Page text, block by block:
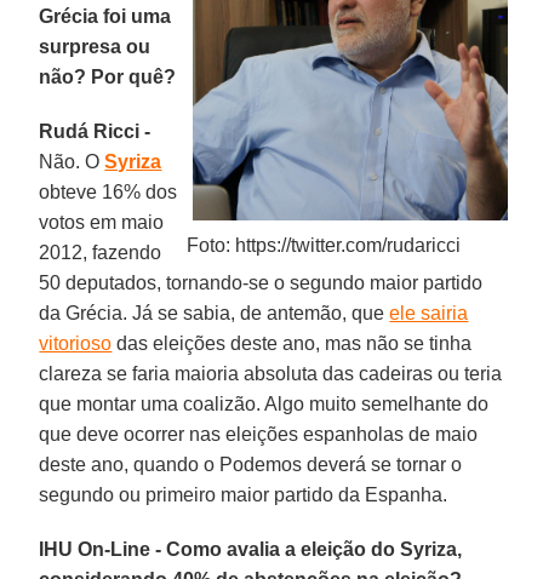
Foto: https://twitter.com/rudaricci
Grécia foi uma
surpresa ou
não? Por quê?
Rudá Ricci -
Não. OSyriza
obteve 16% dos
votos em maio
2012, fazendo
50 deputados, tornando-se o segundo maior partido
da Grécia. Já se sabia, de antemão, queele sairia
vitorioso das eleições deste ano, mas não se tinha
clareza se faria maioria absoluta das cadeiras ou teria
que montar uma coalizão. Algo muito semelhante do
que deve ocorrer nas eleições espanholas de maio
deste ano, quando o Podemos deverá se tornar o
segundo ou primeiro maior partido da Espanha.
IHU On-Line - Como avalia a eleição do Syriza,